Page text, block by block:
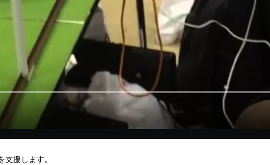
援します。